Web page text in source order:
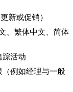
新或促销）
、繁体中文、简体
踪活动
（例如经理与一般